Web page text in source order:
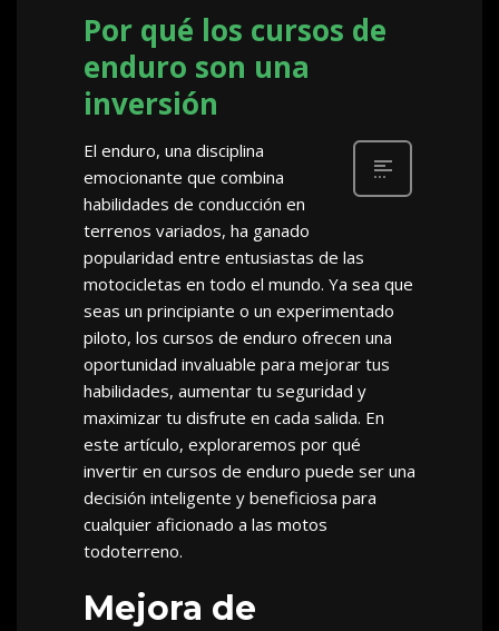
Por qué los cursos de
enduro son una
inversión
El enduro, una disciplina
emocionante que combina
habilidades de conducción en
terrenos variados, ha ganado
popularidad entre entusiastas de las
motocicletas en todo el mundo. Ya sea que
seas un principiante o un experimentado
piloto, los cursos de enduro ofrecen una
oportunidad invaluable para mejorar tus
habilidades, aumentar tu seguridad y
maximizar tu disfrute en cada salida. En
este artículo, exploraremos por qué
invertir en cursos de enduro puede ser una
decisión inteligente y beneficiosa para
cualquier aficionado a las motos
todoterreno.
Mejora de